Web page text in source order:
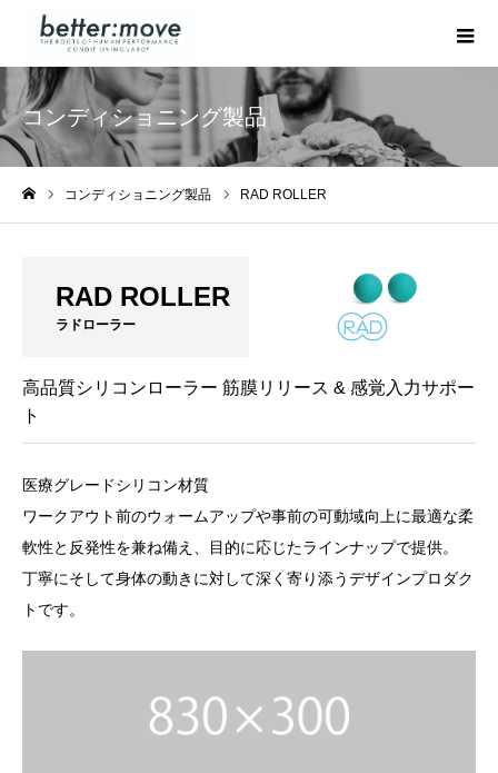
コンディショニング製品
コンディショニング製品 RAD ROLLER
RAD ROLLER
ラドローラー
高品質シリコンローラー 筋膜リリース & 感覚入力サポー
ト
医療グレードシリコン材質
ワークアウト前のウォームアップや事前の可動域向上に最適な柔
軟性と反発性を兼ね備え、目的に応じたラインナップで提供。
丁寧にそして身体の動きに対して深く寄り添うデザインプロダク
トです。